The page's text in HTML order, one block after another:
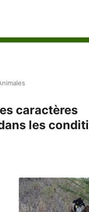
caractères
les